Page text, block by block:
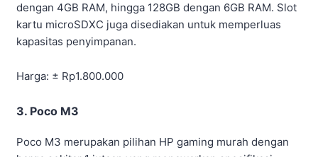
dengan 4GB RAM, hingga 128GB dengan 6GB RAM. Slot
kartu microSDXC juga disediakan untuk memperluas
kapasitas penyimpanan.
Harga: ± Rp1.800.000
3. Poco M3
Poco M3 merupakan pilihan HP gaming murah dengan